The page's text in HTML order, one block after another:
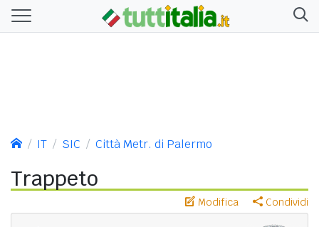
IT SIC Città Metr. di Palermo
Trappeto
Modifica Condividi